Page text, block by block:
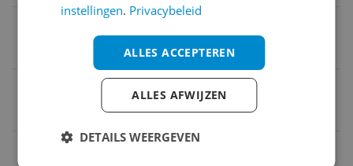
Moederbord chipset
Aantal USB-C poorten
instellingen. Privacybeleid
ALLES ACCEPTEREN
ALLES AFWIJZEN
DETAILS WEERGEVEN